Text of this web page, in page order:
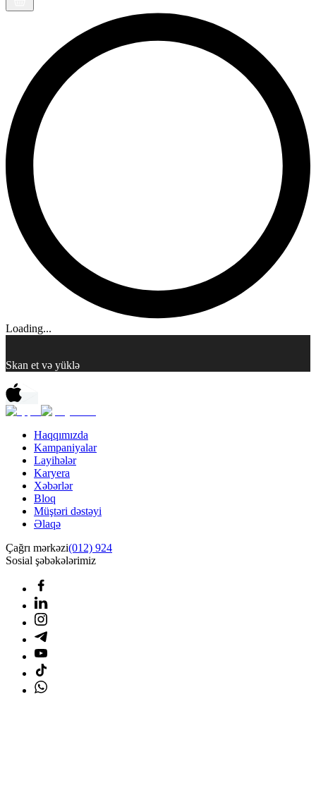
Loading...
Skan et və yüklə
Haqqımızda
Kampaniyalar
Layihələr
Karyera
Xəbərlər
Bloq
Müştəri dəstəyi
Əlaqə
Çağrı mərkəzi(012) 924
Sosial şəbəkələrimiz